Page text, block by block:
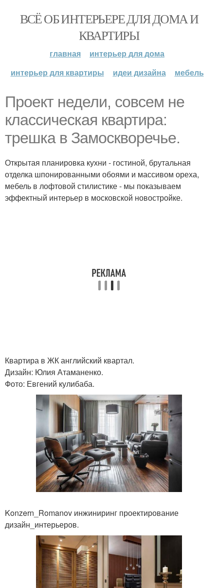
ВСЁ ОБ ИНТЕРЬЕРЕ ДЛЯ ДОМА И
КВАРТИРЫ
главная
интерьер для дома
интерьер для квартиры
идеи дизайна мебель
Проект недели, совсем не
классическая квартира:
трешка в Замоскворечье.
Открытая планировка кухни - гостиной, брутальная
отделка шпонированными обоями и массивом ореха,
мебель в лофтовой стилистике - мы показываем
эффектный интерьер в московской новостройке.
Квартира в ЖК английский квартал.
Дизайн: Юлия Атаманенко.
Фото: Евгений кулибаба.
Konzern_Romanov инжиниринг проектирование
дизайн_интерьеров.